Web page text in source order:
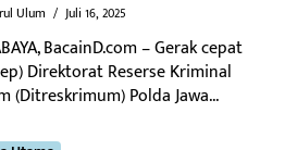
Ulum / Juli 16, 2025
BacainD.com – Gerak cepat
Direktorat Reserse Kriminal
(Ditreskrimum) Polda Jawa...